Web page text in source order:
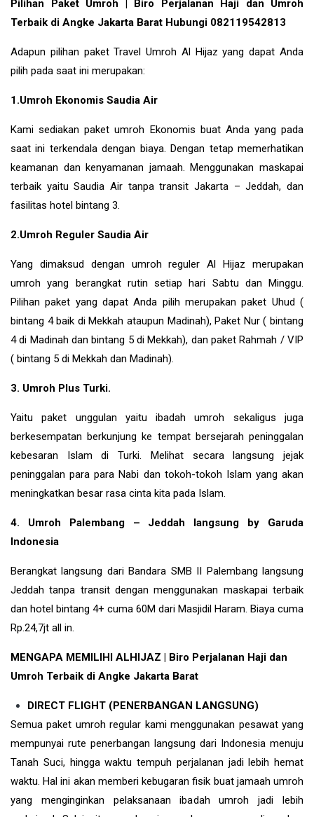
Pilihan Paket Umroh | Biro Perjalanan Haji dan Umroh
Terbaik di Angke Jakarta Barat Hubungi 082119542813
Adapun pilihan paket Travel Umroh Al Hijaz yang dapat Anda
pilih pada saat ini merupakan:
1.Umroh Ekonomis Saudia Air
Kami sediakan paket umroh Ekonomis buat Anda yang pada
saat ini terkendala dengan biaya. Dengan tetap memerhatikan
keamanan dan kenyamanan jamaah. Menggunakan maskapai
terbaik yaitu Saudia Air tanpa transit Jakarta – Jeddah, dan
fasilitas hotel bintang 3.
2.Umroh Reguler Saudia Air
Yang dimaksud dengan umroh reguler Al Hijaz merupakan
umroh yang berangkat rutin setiap hari Sabtu dan Minggu.
Pilihan paket yang dapat Anda pilih merupakan paket Uhud (
bintang 4 baik di Mekkah ataupun Madinah), Paket Nur ( bintang
4 di Madinah dan bintang 5 di Mekkah), dan paket Rahmah / VIP
( bintang 5 di Mekkah dan Madinah).
3. Umroh Plus Turki.
Yaitu paket unggulan yaitu ibadah umroh sekaligus juga
berkesempatan berkunjung ke tempat bersejarah peninggalan
kebesaran Islam diTurki . Melihat secara langsung jejak
peninggalan para para Nabi dan tokoh-tokoh Islam yang akan
meningkatkan besar rasa cinta kita pada Islam.
4. Umroh Palembang – Jeddah langsung by Garuda
Indonesia
Berangkat langsung dari Bandara SMB II Palembang langsung
Jeddah tanpa transit dengan menggunakan maskapai terbaik
dan hotel bintang 4+ cuma 60M dari Masjidil Haram. Biaya cuma
Rp.24,7jt all in.
MENGAPA MEMILIHI ALHIJAZ | Biro Perjalanan Haji dan
Umroh Terbaik di Angke Jakarta Barat
DIRECT FLIGHT (PENERBANGAN LANGSUNG)
Semua paket umroh regular kami menggunakan pesawat yang
mempunyai rute penerbangan langsung dari Indonesia menuju
Tanah Suci, hingga waktu tempuh perjalanan jadi lebih hemat
waktu. Hal ini akan memberi kebugaran fisik buat jamaah umroh
yang menginginkan pelaksanaan ibadah umroh jadi lebih